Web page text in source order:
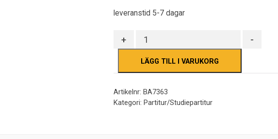
leveranstid 5-7 dagar
+ Antal -
LÄGG TILL I VARUKORG
Artikelnr:BA7363
Kategori:Partitur/Studiepartitur